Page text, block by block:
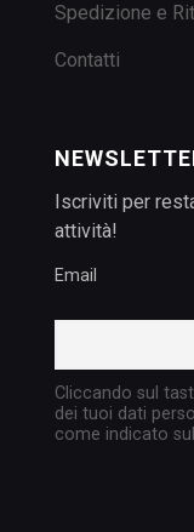
Spedizione e
Contatti
Iscriviti per
attività!
Email
Cliccando sul
dei tuoi dati
come indicato